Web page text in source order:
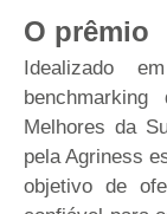
O prêmio
Idealizado
Melhores da
pela Agriness
objetivo de